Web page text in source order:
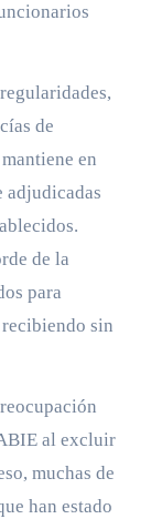
de
en
adjudicadas
de la
para
sin
al excluir
muchas de
han estado